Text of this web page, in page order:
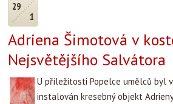
29
1
Adriena Šimotová v
Nejsvětějšího Salvátora
U příležitosti Popelce umělců byl
instalován kresebný objekt